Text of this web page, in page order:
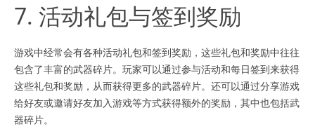
7. 活动礼包与签到奖励
游戏中经常会有各种活动礼包和签到奖励，这些礼包和奖励中往往
包含了丰富的武器碎片。玩家可以通过参与活动和每日签到来获得
这些礼包和奖励，从而获得更多的武器碎片。还可以通过分享游戏
给好友或邀请好友加入游戏等方式获得额外的奖励，其中也包括武
器碎片。